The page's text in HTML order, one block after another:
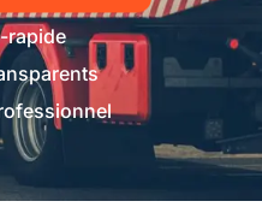
rapide